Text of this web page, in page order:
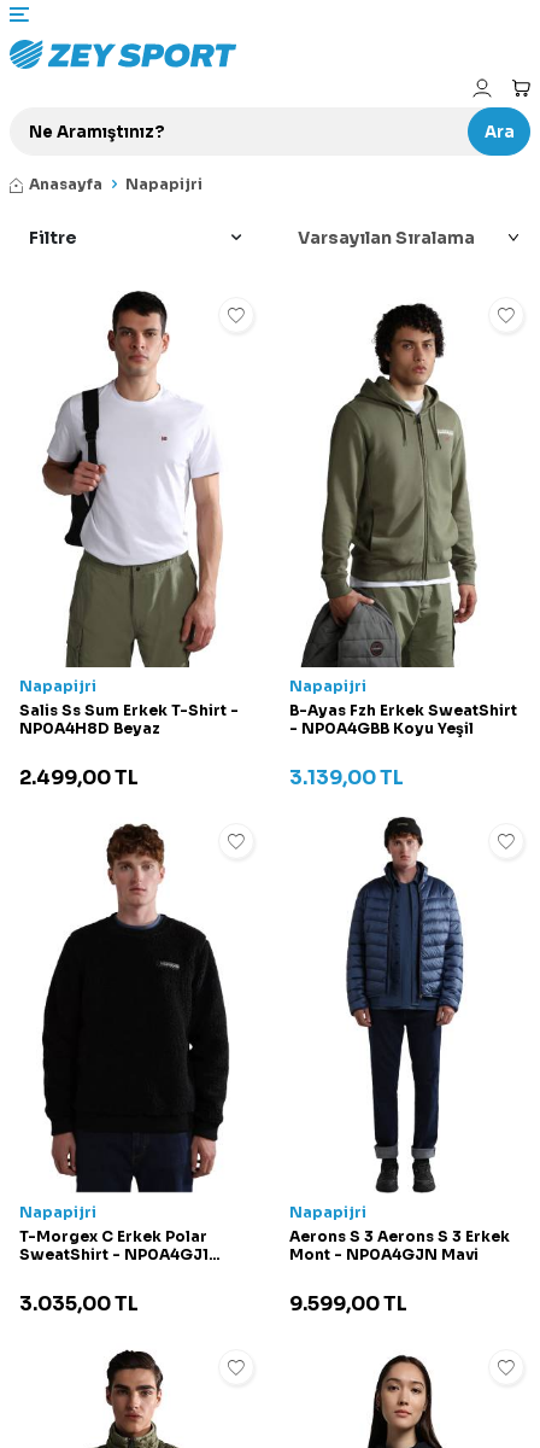
Ara
Anasayfa Napapijri
Filtre
Napapijri
Salis Ss Sum Erkek T-Shirt -
NP0A4H8D Beyaz
2.499,00TL
Napapijri
B-Ayas Fzh Erkek SweatShirt
- NP0A4GBB Koyu Yeşil
3.139,00TL
Napapijri
T-Morgex C Erkek Polar
SweatShirt - NP0A4GJ1
3.035,00TL
Napapijri
Aerons S 3 Aerons S 3 Erkek
Mont - NP0A4GJN Mavi
9.599,00TL